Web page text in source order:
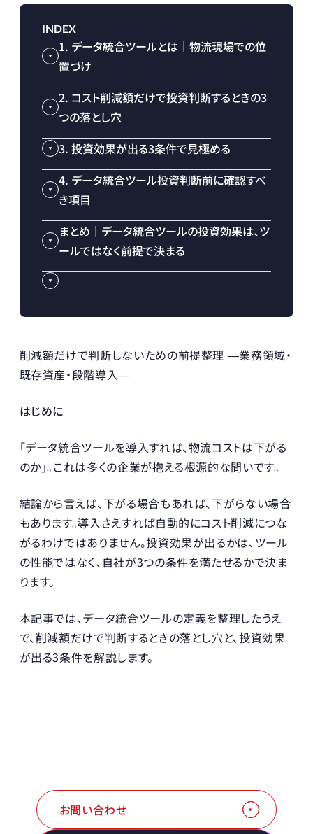
INDEX
1. データ統合ツールとは｜物流現場での位
置づけ
2. コスト削減額だけで投資判断するときの3
つの落とし穴
3. 投資効果が出る3条件で見極める
4. データ統合ツール投資判断前に確認すべ
き項目
まとめ｜データ統合ツールの投資効果は、ツ
ールではなく前提で決まる
削減額だけで判断しないための前提整理 ―業務領域・
既存資産・段階導入―
はじめに
「データ統合ツールを導入すれば、物流コストは下がる
のか」。これは多くの企業が抱える根源的な問いです。
結論から言えば、下がる場合もあれば、下がらない場合
もあります。導入さえすれば自動的にコスト削減につな
がるわけではありません。投資効果が出るかは、ツール
の性能ではなく、自社が3つの条件を満たせるかで決ま
ります。
本記事では、データ統合ツールの定義を整理したうえ
で、削減額だけで判断するときの落とし穴と、投資効果
が出る3条件を解説します。
お問い合わせ